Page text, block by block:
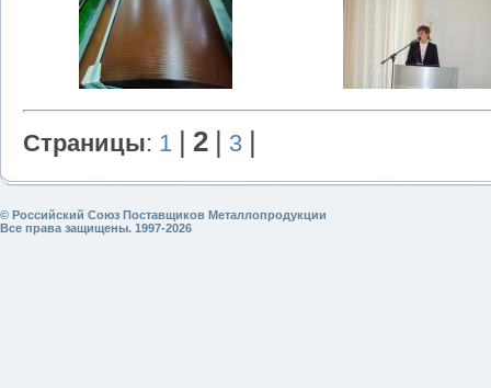
Страницы: 1 2 3
© Российский Союз Поставщиков Металлопродукции
Все права защищены. 1997-2026